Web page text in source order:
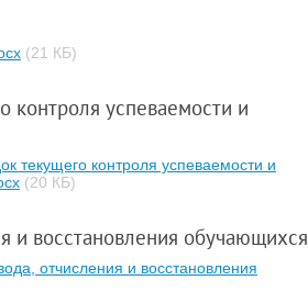
(21 КБ)
контроля успеваемости и
текущего контроля успеваемости и
(20 КБ)
и восстановления обучающихся
отчисления и восстановления